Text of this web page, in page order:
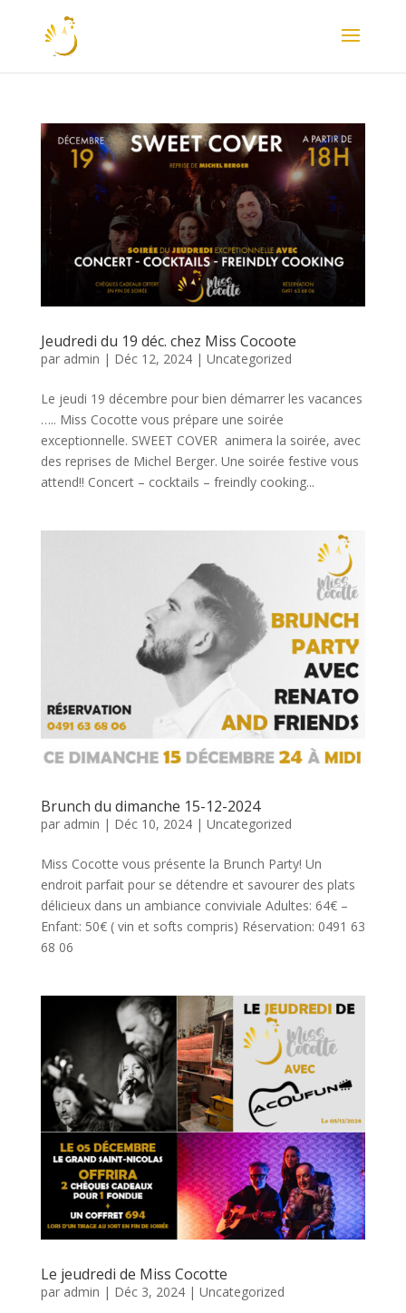
Jeudredi du 19 déc. chez Miss Cocoote
par admin | Déc 12, 2024| Uncategorized
Le jeudi 19 décembre pour bien démarrer les vacances
….. Miss Cocotte vous prépare une soirée
exceptionnelle. SWEET COVER animera la soirée, avec
des reprises de Michel Berger. Une soirée festive vous
attend!! Concert – cocktails – freindly cooking...
Brunch du dimanche 15-12-2024
par admin | Déc 10, 2024| Uncategorized
Miss Cocotte vous présente la Brunch Party! Un
endroit parfait pour se détendre et savourer des plats
délicieux dans un ambiance conviviale Adultes: 64€ –
Enfant: 50€ ( vin et softs compris) Réservation: 0491 63
68 06
Le jeudredi de Miss Cocotte
par admin | Déc 3, 2024| Uncategorized